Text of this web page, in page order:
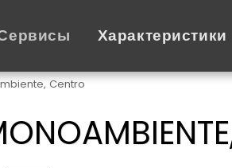
Характеристики
Centro